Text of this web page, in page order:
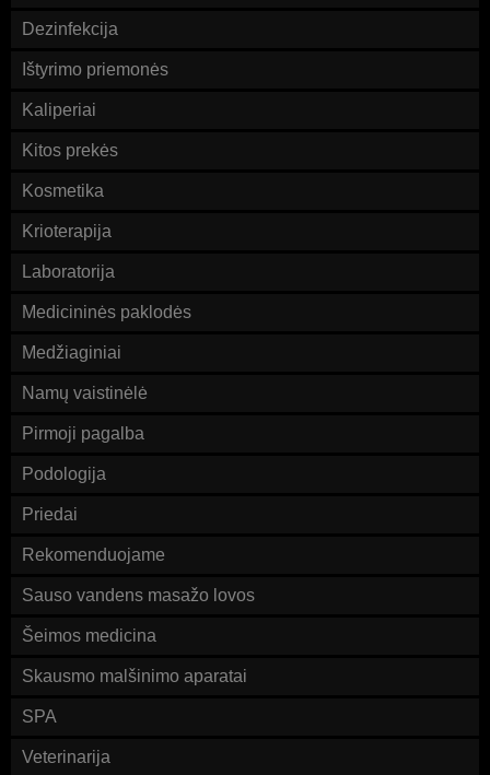
Dezinfekcija
Ištyrimo priemonės
Kaliperiai
Kitos prekės
Kosmetika
Krioterapija
Laboratorija
Medicininės paklodės
Medžiaginiai
Namų vaistinėlė
Pirmoji pagalba
Podologija
Priedai
Rekomenduojame
Sauso vandens masažo lovos
Šeimos medicina
Skausmo malšinimo aparatai
SPA
Veterinarija